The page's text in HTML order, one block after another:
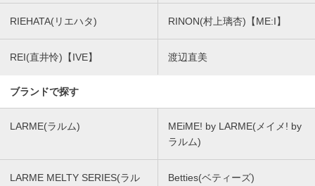
RIEHATA(リエハタ) RINON(村上璃杏)【ME:I】
REI(直井怜)【IVE】 渡辺直美
ブランドで探す
LARME(ラルム)
MEiME! by LARME(メイメ! by
ラルム)
LARME MELTY SERIES(ラル
Betties(ベティーズ)